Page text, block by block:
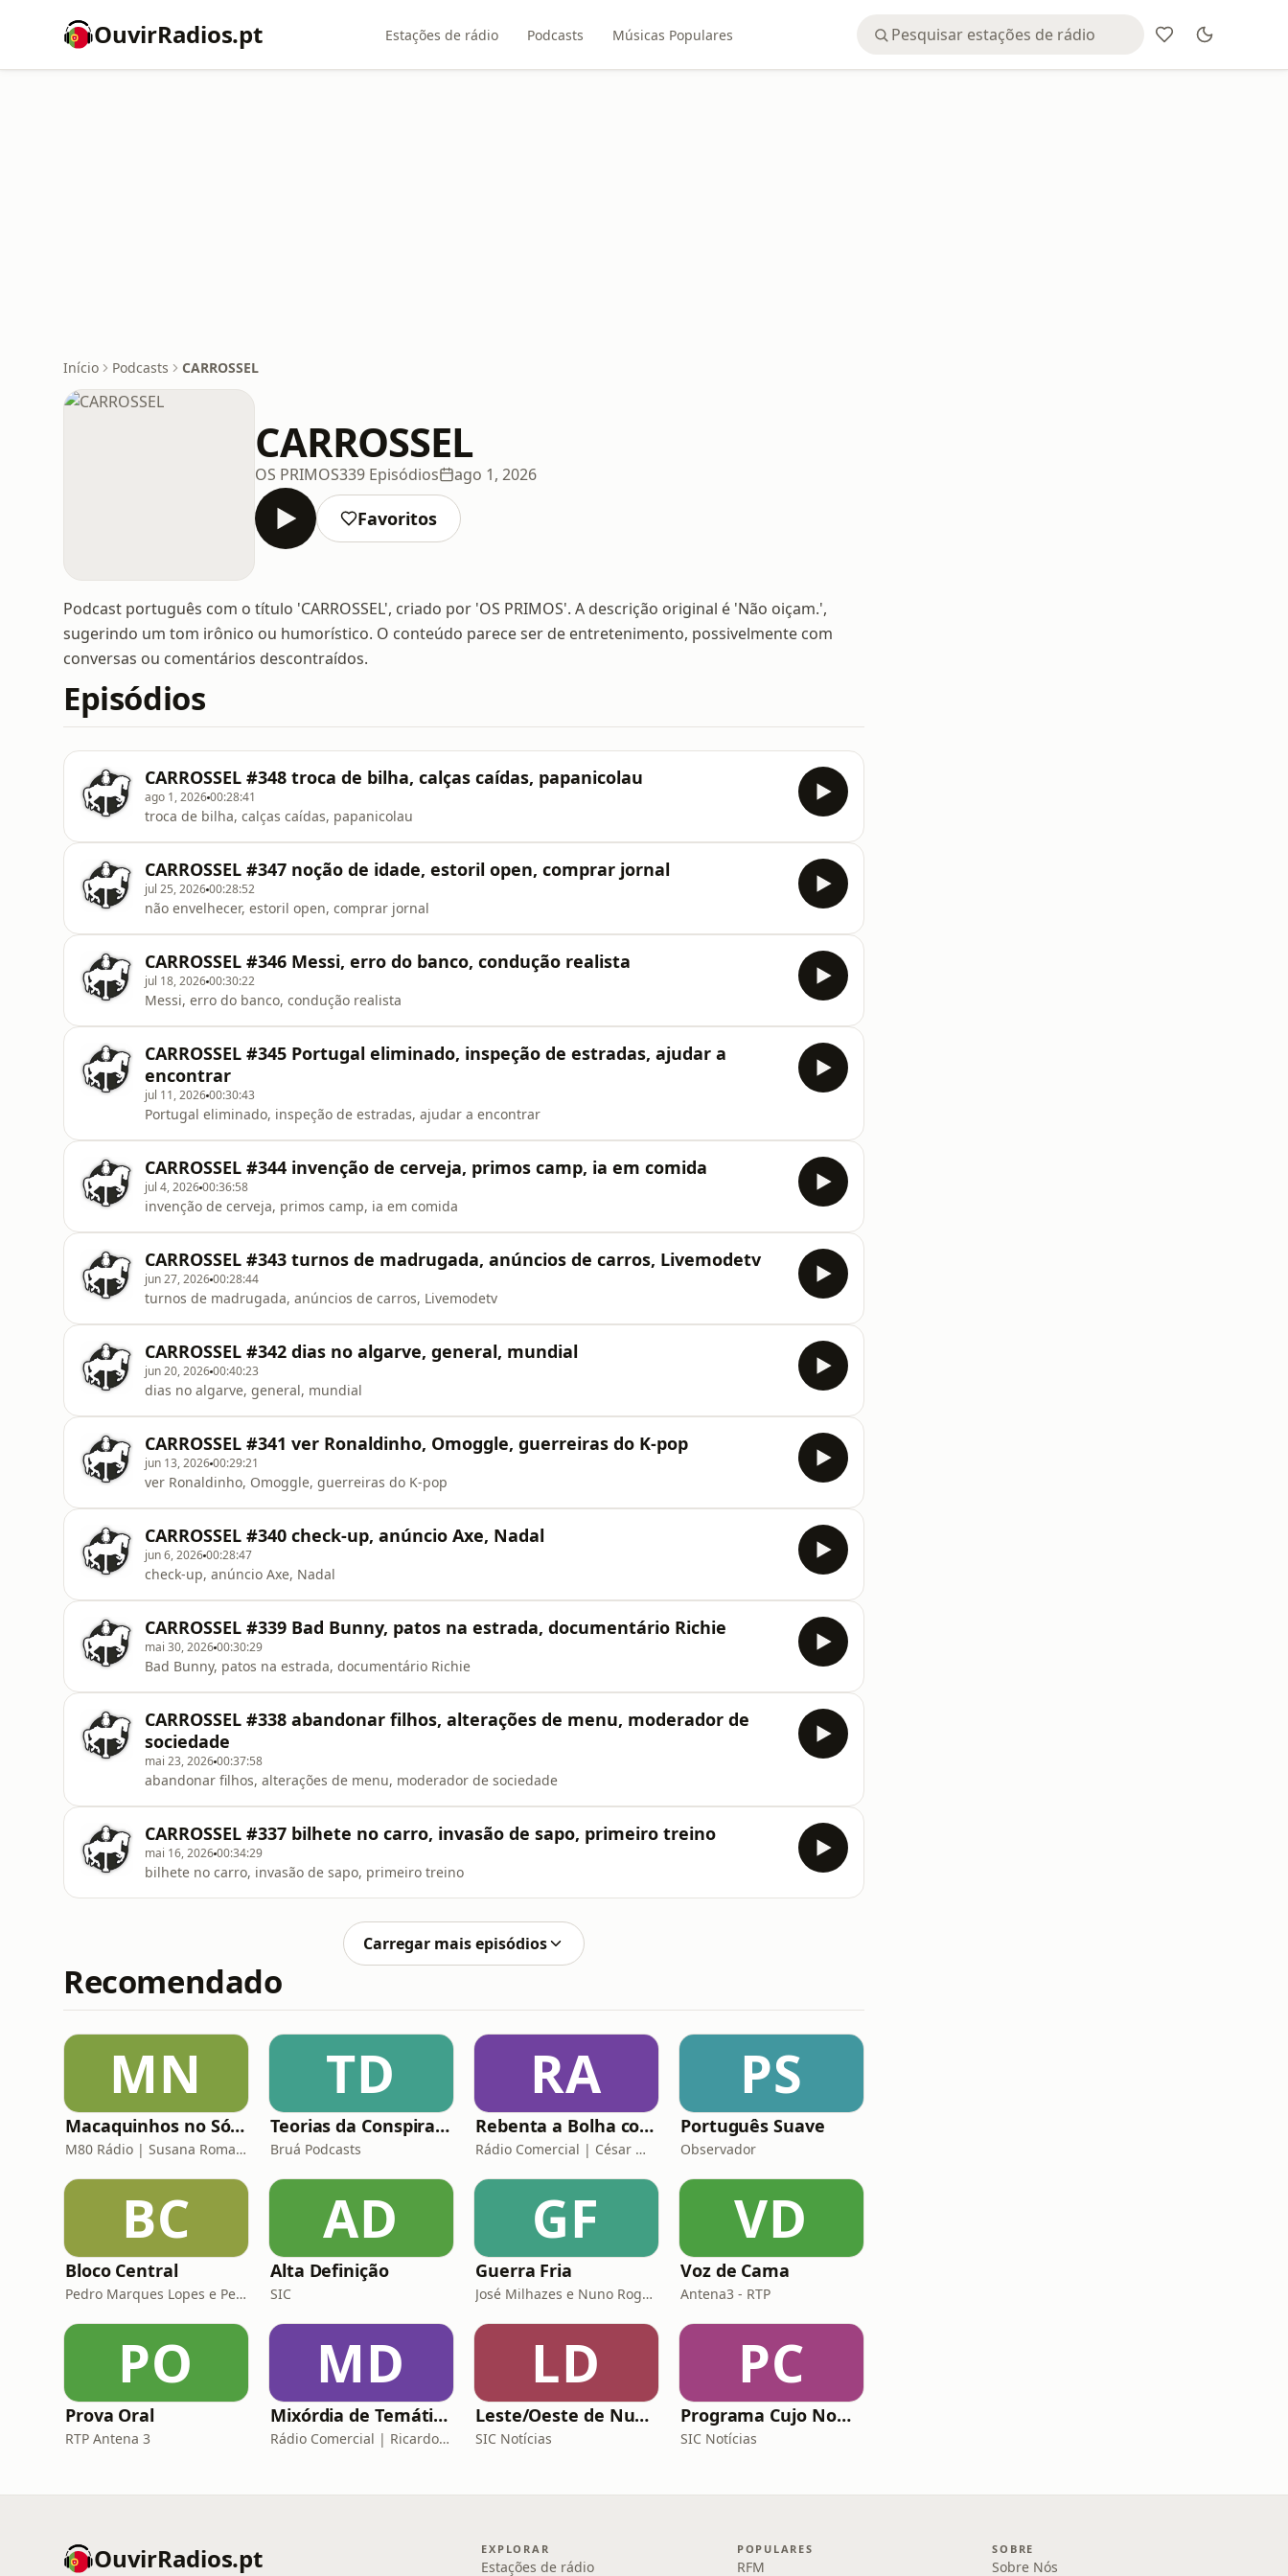
OuvirRadios.pt Estações de rádio Podcasts Músicas Populares
Início Podcasts CARROSSEL
CARROSSEL
OS PRIMOS339 Episódios ago 1, 2026
Favoritos
Podcast português com o título 'CARROSSEL', criado por 'OS PRIMOS'. A descrição original é 'Não oiçam.',
sugerindo um tom irônico ou humorístico. O conteúdo parece ser de entretenimento, possivelmente com
conversas ou comentários descontraídos.
Episódios
CARROSSEL #348 troca de bilha, calças caídas, papanicolau
ago 1, 202600:28:41
troca de bilha, calças caídas, papanicolau
CARROSSEL #347 noção de idade, estoril open, comprar jornal
jul 25, 202600:28:52
não envelhecer, estoril open, comprar jornal
CARROSSEL #346 Messi, erro do banco, condução realista
jul 18, 202600:30:22
Messi, erro do banco, condução realista
CARROSSEL #345 Portugal eliminado, inspeção de estradas, ajudar a
encontrar
jul 11, 202600:30:43
Portugal eliminado, inspeção de estradas, ajudar a encontrar
CARROSSEL #344 invenção de cerveja, primos camp, ia em comida
jul 4, 202600:36:58
invenção de cerveja, primos camp, ia em comida
CARROSSEL #343 turnos de madrugada, anúncios de carros, Livemodetv
jun 27, 202600:28:44
turnos de madrugada, anúncios de carros, Livemodetv
CARROSSEL #342 dias no algarve, general, mundial
jun 20, 202600:40:23
dias no algarve, general, mundial
CARROSSEL #341 ver Ronaldinho, Omoggle, guerreiras do K-pop
jun 13, 202600:29:21
ver Ronaldinho, Omoggle, guerreiras do K-pop
CARROSSEL #340 check-up, anúncio Axe, Nadal
jun 6, 202600:28:47
check-up, anúncio Axe, Nadal
CARROSSEL #339 Bad Bunny, patos na estrada, documentário Richie
mai 30, 202600:30:29
Bad Bunny, patos na estrada, documentário Richie
CARROSSEL #338 abandonar filhos, alterações de menu, moderador de
sociedade
mai 23, 202600:37:58
abandonar filhos, alterações de menu, moderador de sociedade
CARROSSEL #337 bilhete no carro, invasão de sapo, primeiro treino
mai 16, 202600:34:29
bilhete no carro, invasão de sapo, primeiro treino
Carregar mais episódios
Recomendado
MN
Macaquinhos no Sótão
M80 Rádio | Susana Romana
TD
Teorias da Conspiração
Bruá Podcasts
RA
Rebenta a Bolha com César Mourão
Rádio Comercial | César Mourão
PS
Português Suave
Observador
BC
Bloco Central
Pedro Marques Lopes e Pedro Siza Vieira
AD
Alta Definição
SIC
GF
Guerra Fria
José Milhazes e Nuno Rogeiro
VD
Voz de Cama
Antena3 - RTP
PO
Prova Oral
RTP Antena 3
MD
Mixórdia de Temáticas
Rádio Comercial | Ricardo Araújo Pereira
LD
Leste/Oeste de Nuno Rogeiro
SIC Notícias
PC
Programa Cujo Nome Estamos Legalmente Impedidos de Dizer
SIC Notícias
OuvirRadios.pt EXPLORAR
Estações de rádio
POPULARES
RFM
SOBRE
Sobre Nós